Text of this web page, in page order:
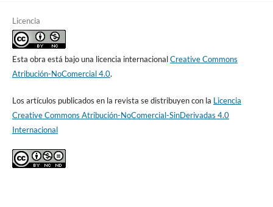
Licencia
Esta obra está bajo una licencia internacionalCreative Commons
Atribución-NoComercial 4.0.
Los artículos publicados en la revista se distribuyen con la Licencia
Creative Commons Atribución-NoComercial-SinDerivadas 4.0
Internacional